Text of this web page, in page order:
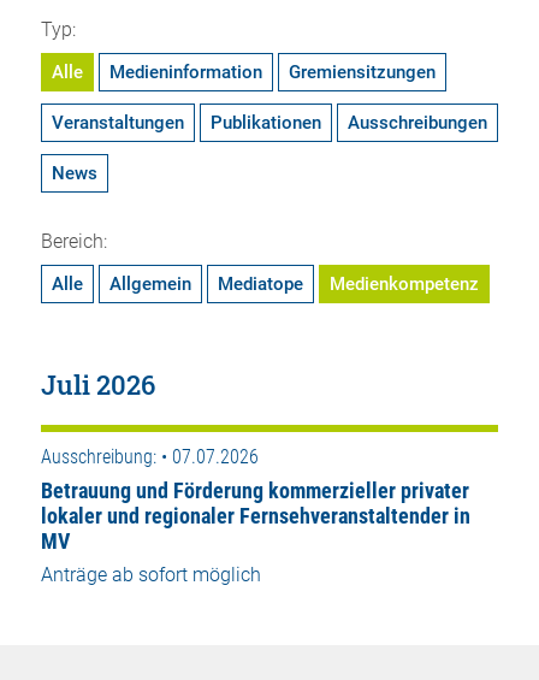
Typ:
Alle Medieninformation Gremiensitzungen
Veranstaltungen Publikationen Ausschreibungen
News
Bereich:
Alle Allgemein Mediatope Medienkompetenz
Juli 2026
Ausschreibung: • 07.07.2026
Betrauung und Förderung kommerzieller privater
lokaler und regionaler Fernsehveranstaltender in
MV
Anträge ab sofort möglich